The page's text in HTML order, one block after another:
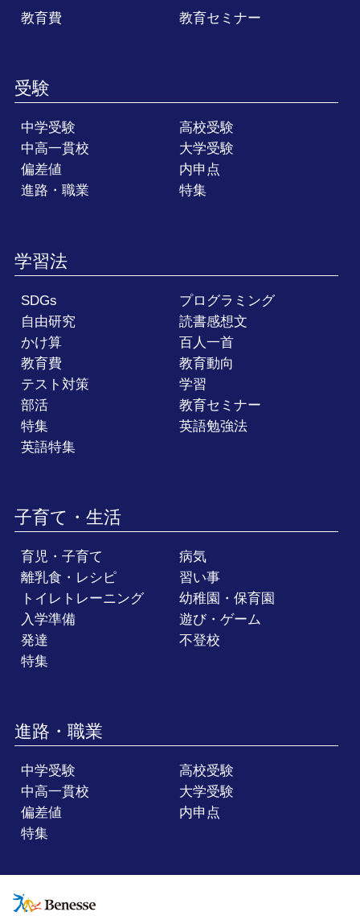
教育費 教育セミナー
受験
中学受験
高校受験
中高一貫校
大学受験
偏差値
内申点
進路・職業
特集
学習法
SDGs
プログラミング
自由研究
読書感想文
かけ算
百人一首
教育費
教育動向
テスト対策
学習
部活
教育セミナー
特集
英語勉強法
英語特集
子育て・生活
育児・子育て
病気
離乳食・レシピ
習い事
トイレトレーニング
幼稚園・保育園
入学準備
遊び・ゲーム
発達
不登校
特集
進路・職業
中学受験
高校受験
中高一貫校
大学受験
偏差値
内申点
特集